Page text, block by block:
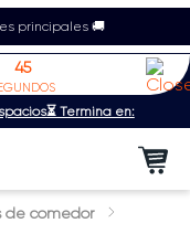
principales 🚚
Termina en:
45
de comedor